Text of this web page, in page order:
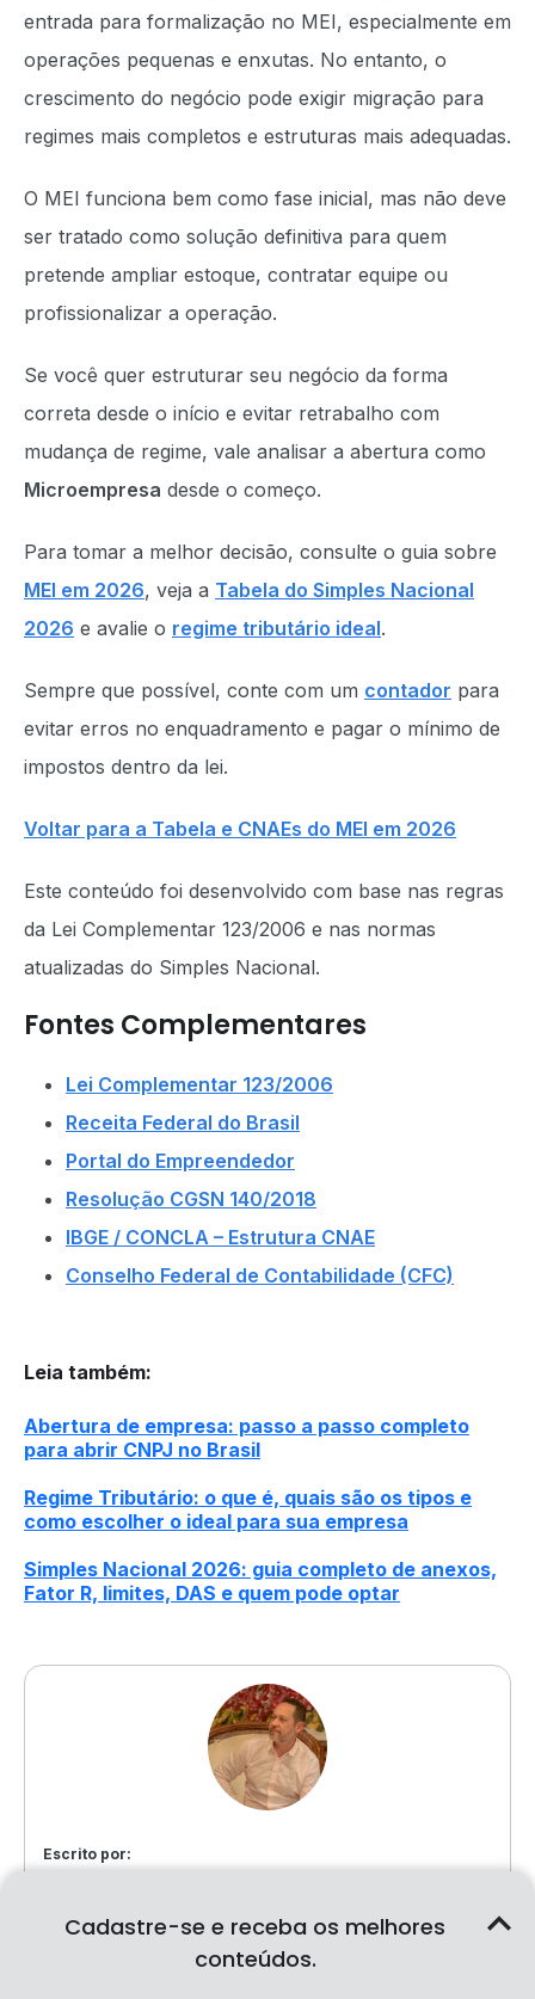
entrada para formalização no MEI, especialmente em
operações pequenas e enxutas. No entanto, o
crescimento do negócio pode exigir migração para
regimes mais completos e estruturas mais adequadas.
O MEI funciona bem como fase inicial, mas não deve
ser tratado como solução definitiva para quem
pretende ampliar estoque, contratar equipe ou
profissionalizar a operação.
Se você quer estruturar seu negócio da forma
correta desde o início e evitar retrabalho com
mudança de regime, vale analisar a abertura como
Microempresa desde o começo.
Para tomar a melhor decisão, consulte o guia sobre
MEI em 2026, veja a Tabela do Simples Nacional
2026 e avalie o regime tributário ideal.
Sempre que possível, conte com um contador para
evitar erros no enquadramento e pagar o mínimo de
impostos dentro da lei.
Voltar para a Tabela e CNAEs do MEI em 2026
Este conteúdo foi desenvolvido com base nas regras
da Lei Complementar 123/2006 e nas normas
atualizadas do Simples Nacional.
Fontes Complementares
Lei Complementar 123/2006
Receita Federal do Brasil
Portal do Empreendedor
Resolução CGSN 140/2018
IBGE / CONCLA – Estrutura CNAE
Conselho Federal de Contabilidade (CFC)
Leia também:
Abertura de empresa: passo a passo completo
para abrir CNPJ no Brasil
Regime Tributário: o que é, quais são os tipos e
como escolher o ideal para sua empresa
Simples Nacional 2026: guia completo de anexos,
Fator R, limites, DAS e quem pode optar
Escrito por:
Empreendedor e CEO da Contabilidade.com,
plataforma contábil completa para CNPJs. Também é
Cadastre-se e receba os melhores
conteúdos.